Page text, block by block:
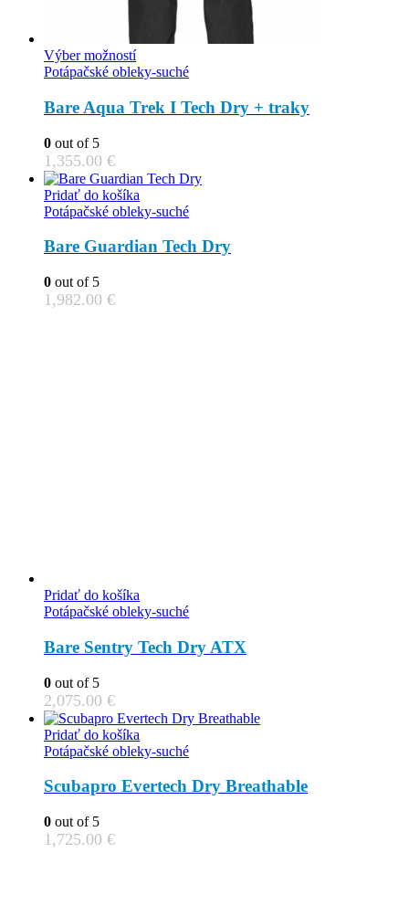
Výber možnostíThis
product
multiple
variants.
be
chosen
on
product
Potápačské obleky-suché
Bare Aqua Trek I Tech Dry + traky
0 out of 5
1,355.00 €
Pridať do košíka
Potápačské obleky-suché
Bare Guardian Tech Dry
0 out of 5
1,982.00 €
Pridať do košíka
Potápačské obleky-suché
Bare Sentry Tech Dry ATX
0 out of 5
2,075.00 €
Pridať do košíka
Potápačské obleky-suché
Scubapro Evertech Dry Breathable
0 out of 5
1,725.00 €